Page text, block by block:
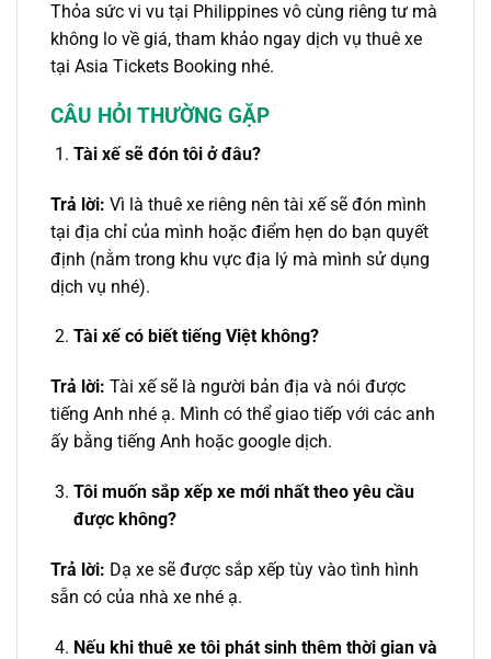
Thỏa sức vi vu tại Philippines vô cùng riêng tư mà
không lo về giá, tham khảo ngay dịch vụ thuê xe
tại Asia Tickets Booking nhé.
CÂU HỎI THƯỜNG GẶP
Tài xế sẽ đón tôi ở đâu?
Trả lời: Vì là thuê xe riêng nên tài xế sẽ đón mình
tại địa chỉ của mình hoặc điểm hẹn do bạn quyết
định (nằm trong khu vực địa lý mà mình sử dụng
dịch vụ nhé).
Tài xế có biết tiếng Việt không?
Trả lời: Tài xế sẽ là người bản địa và nói được
tiếng Anh nhé ạ. Mình có thể giao tiếp với các anh
ấy bằng tiếng Anh hoặc google dịch.
Tôi muốn sắp xếp xe mới nhất theo yêu cầu
được không?
Trả lời: Dạ xe sẽ được sắp xếp tùy vào tình hình
sẵn có của nhà xe nhé ạ.
Nếu khi thuê xe tôi phát sinh thêm thời gian và